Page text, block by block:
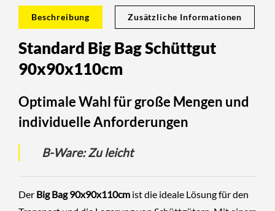
Beschreibung Zusätzliche Informationen
Standard Big Bag Schüttgut
90x90x110cm
Optimale Wahl für große Mengen und
individuelle Anforderungen
B-Ware: Zu leicht
Der Big Bag 90x90x110cm ist die ideale Lösung für den